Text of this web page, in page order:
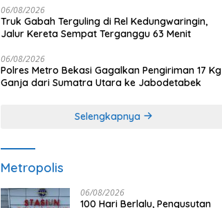
06/08/2026
Truk Gabah Terguling di Rel Kedungwaringin,
Jalur Kereta Sempat Terganggu 63 Menit
06/08/2026
Polres Metro Bekasi Gagalkan Pengiriman 17 Kg
Ganja dari Sumatra Utara ke Jabodetabek
Selengkapnya
Metropolis
06/08/2026
100 Hari Berlalu, Pengusutan